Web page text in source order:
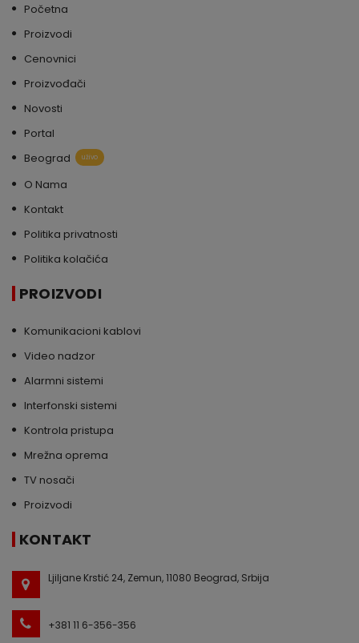
Početna
Proizvodi
Cenovnici
Proizvođači
Novosti
Portal
Beograd
uživo
O Nama
Kontakt
Politika privatnosti
Politika kolačića
PROIZVODI
Komunikacioni kablovi
Video nadzor
Alarmni sistemi
Interfonski sistemi
Kontrola pristupa
Mrežna oprema
TV nosači
Proizvodi
KONTAKT
Ljiljane Krstić 24, Zemun, 11080 Beograd, Srbija
+381 11 6-356-356